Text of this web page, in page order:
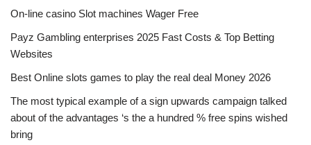
On-line casino Slot machines Wager Free
Payz Gambling enterprises 2025 Fast Costs & Top Betting
Websites
Best Online slots games to play the real deal Money 2026
The most typical example of a sign upwards campaign talked
about of the advantages ‘s the a hundred % free spins wished
bring